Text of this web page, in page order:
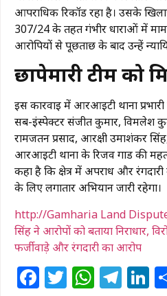
आपराधिक रिकॉर्ड रहा है। उसके
307/24 के तहत गंभीर धाराओं में
आरोपियों से पूछताछ के बाद उन्हें
छापेमारी टीम को
इस कार्रवाई में आरआईटी थाना
सब-इंस्पेक्टर संजीत कुमार, विमलेश
रामजतन प्रसाद, आरक्षी उमाशंकर
आरआईटी थाना के रिजर्व गार्ड की
कहा है कि क्षेत्र में अपराध और
के लिए लगातार अभियान जारी रहेगा।
http://Gamharia Land
सिंह ने आरोपों को बताया निराधार,
फर्जीवाड़े और रंगदारी का आरोप
Facebook
Twitter